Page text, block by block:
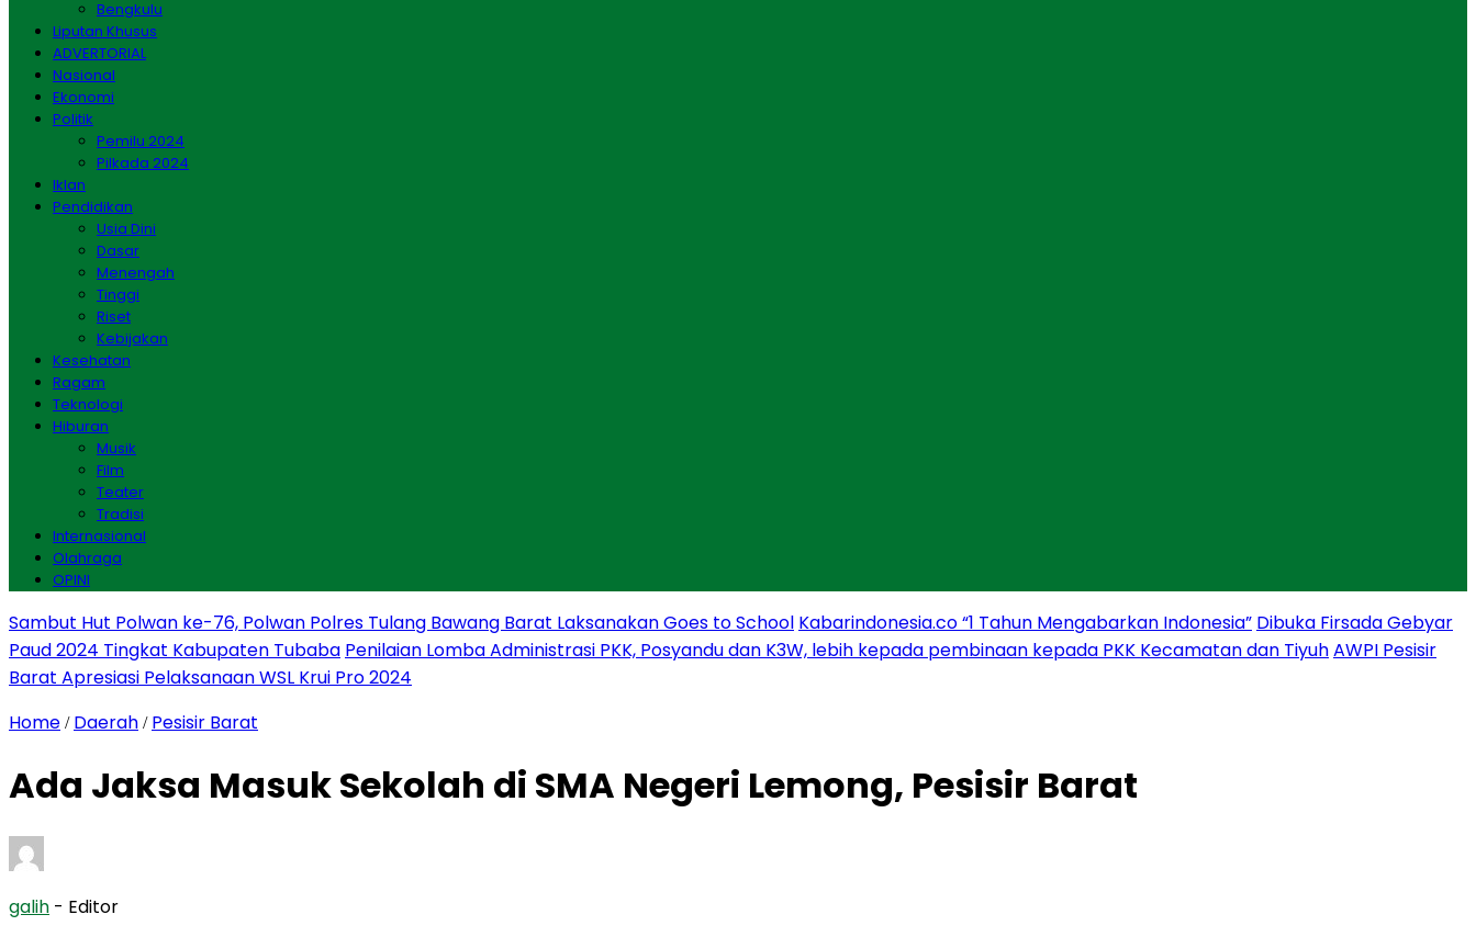
Bengkulu
Liputan Khusus
ADVERTORIAL
Nasional
Ekonomi
Politik
Pemilu 2024
Pilkada 2024
Iklan
Pendidikan
Usia Dini
Dasar
Menengah
Tinggi
Riset
Kebijakan
Kesehatan
Ragam
Teknologi
Hiburan
Musik
Film
Teater
Tradisi
Internasional
Olahraga
OPINI
Sambut Hut Polwan ke-76, Polwan Polres Tulang Bawang Barat Laksanakan Goes to School Kabarindonesia.co “1 Tahun Mengabarkan Indonesia” Dibuka Firsada Gebyar
Paud 2024 Tingkat Kabupaten Tubaba Penilaian Lomba Administrasi PKK, Posyandu dan K3W, lebih kepada pembinaan kepada PKK Kecamatan dan TiyuhAWPI Pesisir
Barat Apresiasi Pelaksanaan WSL Krui Pro 2024
Home / Daerah / Pesisir Barat
Ada Jaksa Masuk Sekolah di SMA Negeri Lemong, Pesisir Barat
galih - Editor